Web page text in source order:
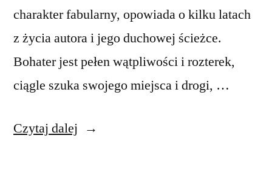
charakter fabularny, opowiada o kilku latach
z życia autora i jego duchowej ścieżce.
Bohater jest pełen wątpliwości i rozterek,
ciągle szuka swojego miejsca i drogi, …
Czytaj dalej „Between